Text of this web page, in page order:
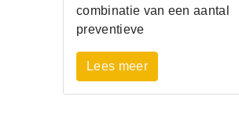
combinatie van een aantal
preventieve
Lees meer